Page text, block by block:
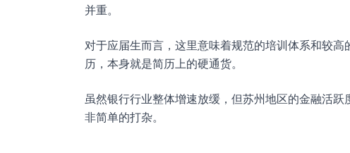
并重。
对于应届生而言，这里意味着规范的培训体系和较
历，本身就是简历上的硬通货。
虽然银行行业整体增速放缓，但苏州地区的金融活
非简单的打杂。